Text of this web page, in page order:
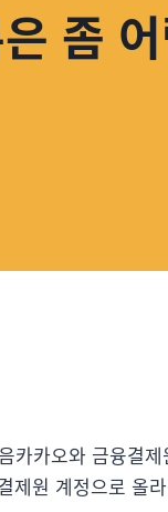
좀
카카오와 금융결
제원 계정으로 올